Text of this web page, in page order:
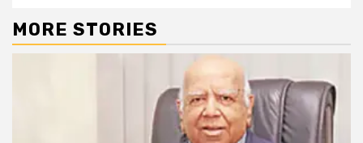
MORE STORIES